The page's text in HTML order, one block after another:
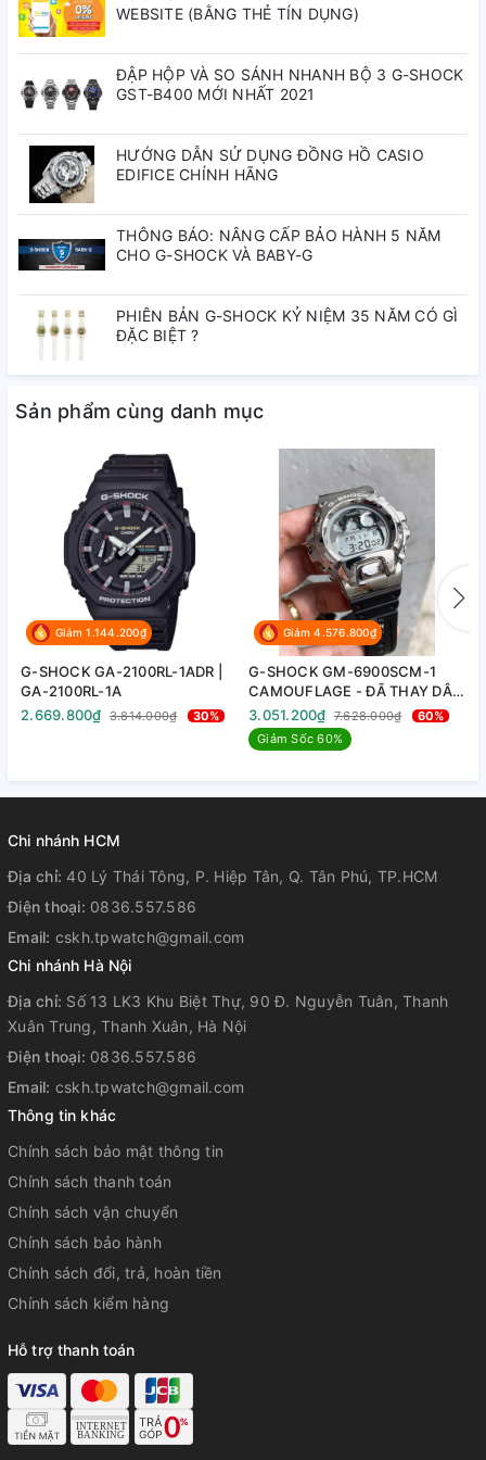
(khoảng tăng 1 phút)
5 chế độ báo giờ hàng ngày (với 1 chế độ báo lặp)
Tín hiệu thời gian hàng giờ
Tính năng chuyển kim (Kim dịch chuyển qua một bên để
không che kết quả hiển thị trên màn hình kỹ thuật số).
Lịch hoàn toàn tự động (đến năm 2099)
Định dạng giờ 12/24
Bật/tắt âm nhấn nút
Giờ hiện hành thông thường
Đồng hồ kim: 2 kim (giờ, phút (kim di chuyển 20 giây một
lần))
Độ chính xác: ±15 giây một tháng
Kích thước vỏ / Tổng trọng lượng
Tổng trọng lượng : 69g
WEBSITE (BẰNG THẺ TÍN DỤNG)
ĐẬP HỘP VÀ SO SÁNH NHANH BỘ 3 G-SHOCK
GST-B400 MỚI NHẤT 2021
HƯỚNG DẪN SỬ DỤNG ĐỒNG HỒ CASIO
EDIFICE CHÍNH HÃNG
THÔNG BÁO: NÂNG CẤP BẢO HÀNH 5 NĂM
CHO G-SHOCK VÀ BABY-G
PHIÊN BẢN G-SHOCK KỶ NIỆM 35 NĂM CÓ GÌ
ĐẶC BIỆT ?
Sản phẩm cùng danh mục
Giảm 1.144.200₫
G-SHOCK GA-2100RL-1ADR |
GA-2100RL-1A
2.669.800₫ 3.814.000₫ 30%
Giảm 4.576.800₫
G-SHOCK GM-6900SCM-1
CAMOUFLAGE - ĐÃ THAY DÂY
ZIN CỦA GA2100 (MỚI 100%)
3.051.200₫ 7.628.000₫
60%
Giảm Sốc 60%
Chi nhánh HCM
Địa chỉ: 40 Lý Thái Tông, P. Hiệp Tân, Q. Tân Phú, TP.HCM
Điện thoại: 0836.557.586
Email: cskh.tpwatch@gmail.com
Chi nhánh Hà Nội
Địa chỉ: Số 13 LK3 Khu Biệt Thự, 90 Đ. Nguyễn Tuân, Thanh
Xuân Trung, Thanh Xuân, Hà Nội
Điện thoại: 0836.557.586
Email: cskh.tpwatch@gmail.com
Thông tin khác
Chính sách bảo mật thông tin
Chính sách thanh toán
Chính sách vận chuyển
Chính sách bảo hành
Chính sách đổi, trả, hoàn tiền
Chính sách kiểm hàng
Hỗ trợ thanh toán